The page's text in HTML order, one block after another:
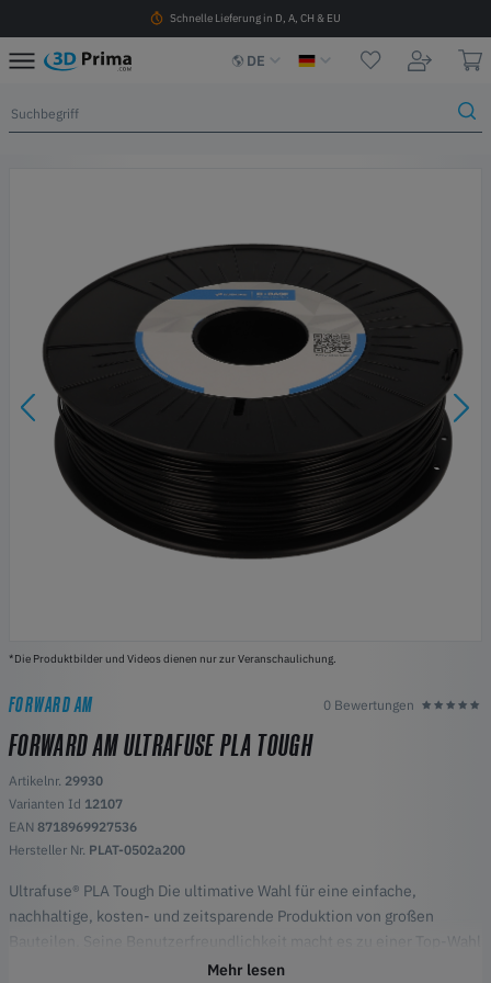
Schnelle Lieferung in D, A, CH & EU
DE
*Die Produktbilder und Videos dienen nur zur Veranschaulichung.
FORWARD AM 0 Bewertungen
FORWARD AM ULTRAFUSE PLA TOUGH
Artikelnr. 29930
Varianten Id 12107
EAN 8718969927536
Hersteller Nr. PLAT-0502a200
Ultrafuse® PLA Tough Die ultimative Wahl für eine einfache,
nachhaltige, kosten- und zeitsparende Produktion von großen
Bauteilen. Seine Benutzerfreundlichkeit macht es zu einer Top-Wahl
für Anfänger und erfahrene 3D-Druck-Enthusiasten gleichermaßen.
Mehr lesen